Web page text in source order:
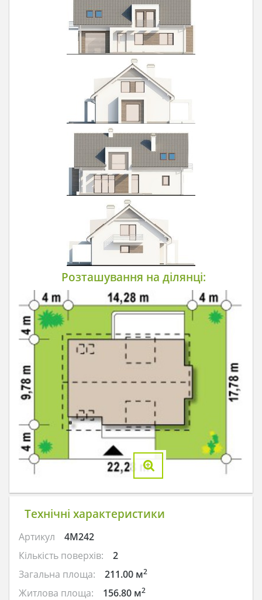
Розташування на ділянці:
Технічні характеристики
Артикул
4M242
Кількість поверхів:
2
Загальна площа:
211.00 м2
Житлова площа: 156.80 м2